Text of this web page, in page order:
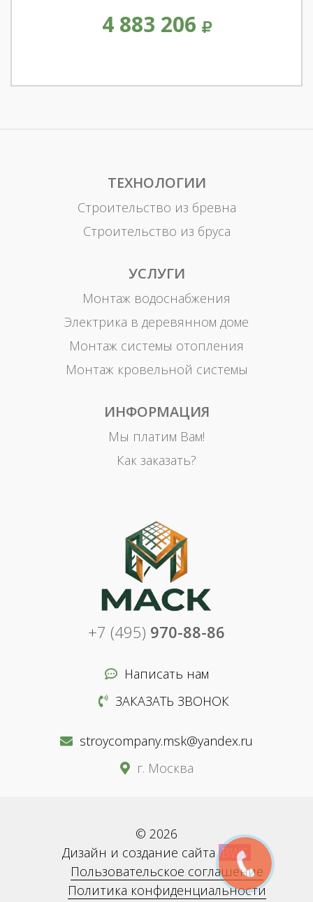
4 883 206
ТЕХНОЛОГИИ
Строительство из бревна
Строительство из бруса
УСЛУГИ
Монтаж водоснабжения
Электрика в деревянном доме
Монтаж системы отопления
Монтаж кровельной системы
ИНФОРМАЦИЯ
Мы платим Вам!
Как заказать?
+7 (495) 970-88-86
Написать нам
ЗАКАЗАТЬ ЗВОНОК
stroycompany.msk@yandex.ru
г. Москва
© 2026
Дизайн и создание сайтаBWS
Пользовательское соглашение
Политика конфиденциальности